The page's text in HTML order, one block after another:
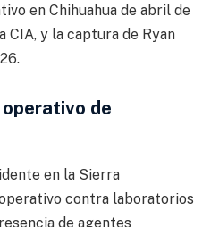
en Chihuahua de abril de
CIA, y la captura de Ryan
de
en la Sierra
contra laboratorios
de agentes